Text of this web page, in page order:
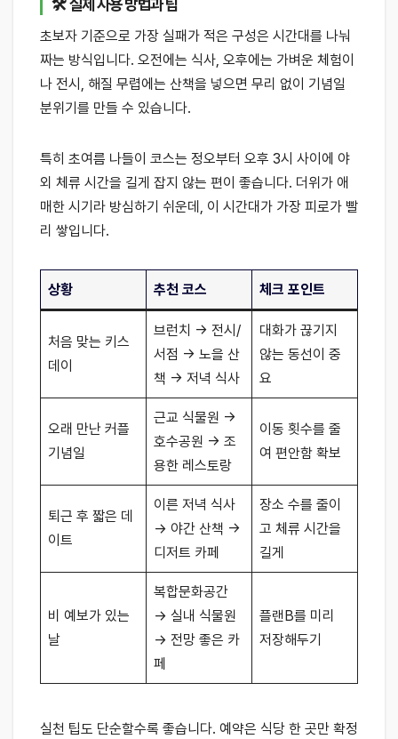
🛠 실제 사용 방법과 팁
초보자 기준으로 가장 실패가 적은 구성은 시간대를 나눠
짜는 방식입니다. 오전에는 식사, 오후에는 가벼운 체험이
나 전시, 해질 무렵에는 산책을 넣으면 무리 없이 기념일
분위기를 만들 수 있습니다.
특히 초여름 나들이 코스는 정오부터 오후 3시 사이에 야
외 체류 시간을 길게 잡지 않는 편이 좋습니다. 더위가 애
매한 시기라 방심하기 쉬운데, 이 시간대가 가장 피로가 빨
리 쌓입니다.
상황 추천 코스 체크 포인트
처음 맞는 키스
데이
브런치 → 전시/
서점 → 노을 산
책 → 저녁 식사
대화가 끊기지
않는 동선이 중
요
오래 만난 커플
기념일
근교 식물원 →
호수공원 → 조
용한 레스토랑
이동 횟수를 줄
여 편안함 확보
퇴근 후 짧은 데
이트
이른 저녁 식사
→ 야간 산책 →
디저트 카페
장소 수를 줄이
고 체류 시간을
길게
비 예보가 있는
날
복합문화공간
→ 실내 식물원
→ 전망 좋은 카
페
플랜B를 미리
저장해두기
실천 팁도 단순할수록 좋습니다. 예약은 식당 한 곳만 확정